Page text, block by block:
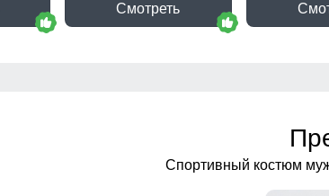
Смотреть
Спортивный костюм